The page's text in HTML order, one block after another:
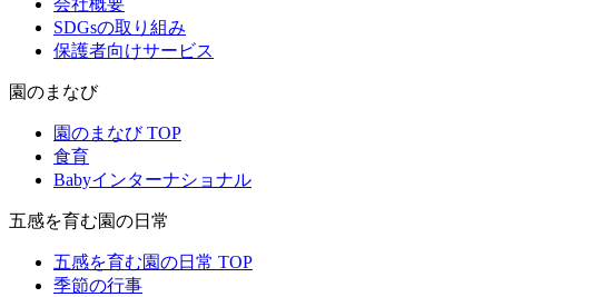
SDGsの取り組み
保護者向けサービス
園のまなび
園のまなび TOP
食育
Babyインターナショナル
五感を育む園の日常
五感を育む園の日常 TOP
季節の行事